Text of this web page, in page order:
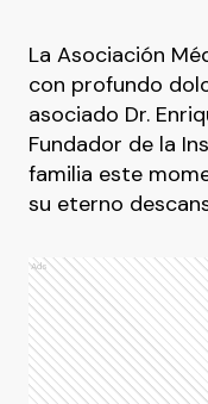
La Asociación
con profundo
asociado Dr.
Fundador de la
familia este
su eterno
Ads